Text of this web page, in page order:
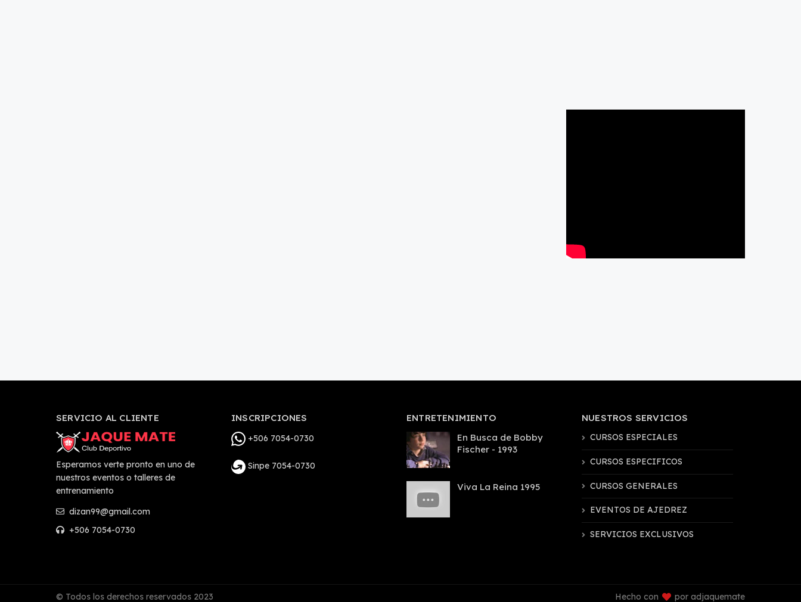
SERVICIO AL CLIENTE
Esperamos verte pronto en uno de
nuestros eventos o talleres de
entrenamiento
dizan99@gmail.com
+506 7054-0730
INSCRIPCIONES
+506 7054-0730
Sinpe 7054-0730
ENTRETENIMIENTO
En Busca de Bobby
Fischer - 1993
Viva La Reina 1995
NUESTROS SERVICIOS
CURSOS ESPECIALES
CURSOS ESPECIFICOS
CURSOS GENERALES
EVENTOS DE AJEDREZ
SERVICIOS EXCLUSIVOS
© Todos los derechos reservados 2023 Hecho con por adjaquemate